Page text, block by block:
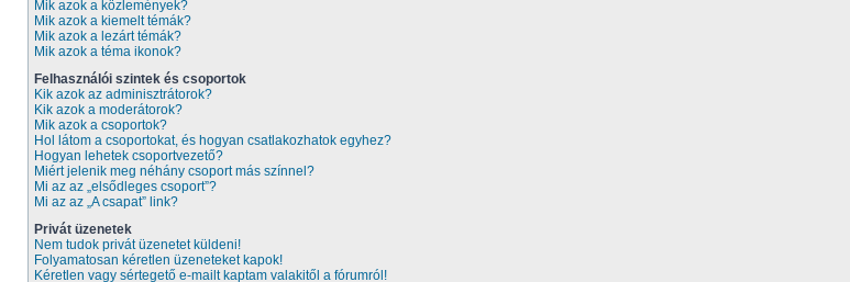
Mik azok a közlemények?
Mik azok a kiemelt témák?
Mik azok a lezárt témák?
Mik azok a téma ikonok?
Felhasználói szintek és csoportok
Kik azok az adminisztrátorok?
Kik azok a moderátorok?
Mik azok a csoportok?
Hol látom a csoportokat, és hogyan csatlakozhatok egyhez?
Hogyan lehetek csoportvezető?
Miért jelenik meg néhány csoport más színnel?
Mi az az „elsődleges csoport”?
Mi az az „A csapat” link?
Privát üzenetek
Nem tudok privát üzenetet küldeni!
Folyamatosan kéretlen üzeneteket kapok!
Kéretlen vagy sértegető e-mailt kaptam valakitől a fórumról!